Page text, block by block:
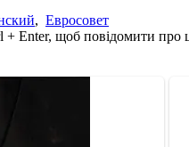
, Евросовет
+ Enter, щоб повідомити про